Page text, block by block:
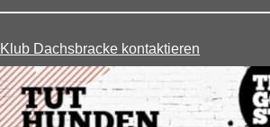
Klub Dachsbracke kontaktieren